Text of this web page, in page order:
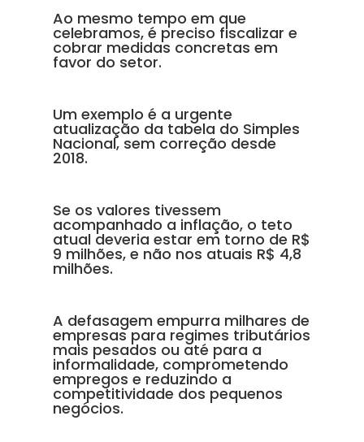
Ao mesmo tempo em que
celebramos, é preciso fiscalizar e
cobrar medidas concretas em
favor do setor.
Um exemplo é a urgente
atualização da tabela do Simples
Nacional, sem correção desde
2018.
Se os valores tivessem
acompanhado a inflação, o teto
atual deveria estar em torno de R$
9 milhões, e não nos atuais R$ 4,8
milhões.
A defasagem empurra milhares de
empresas para regimes tributários
mais pesados ou até para a
informalidade, comprometendo
empregos e reduzindo a
competitividade dos pequenos
negócios.